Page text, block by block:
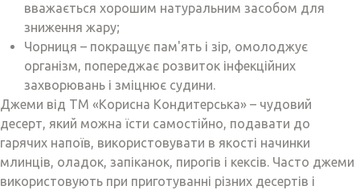
вважається хорошим натуральним засобом для
зниження жару;
Чорниця – покращує пам'ять і зір, омолоджує
організм, попереджає розвиток інфекційних
захворювань і зміцнює судини.
Джеми від ТМ «Корисна Кондитерська» – чудовий
десерт, який можна їсти самостійно, подавати до
гарячих напоїв, використовувати в якості начинки
млинців, оладок, запіканок, пирогів і кексів. Часто джеми
використовують при приготуванні різних десертів і